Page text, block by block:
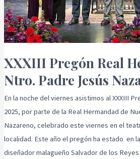
XXXIII Pregón Real
Ntro. Padre Jesús
En la noche del viernes asistimos al XXXIII
2025, por parte de la Real Hermandad de
Nazareno, celebrado este viernes en el
localidad. Este año el pregón ha estado en
diseñador malagueño Salvador de los Reyes